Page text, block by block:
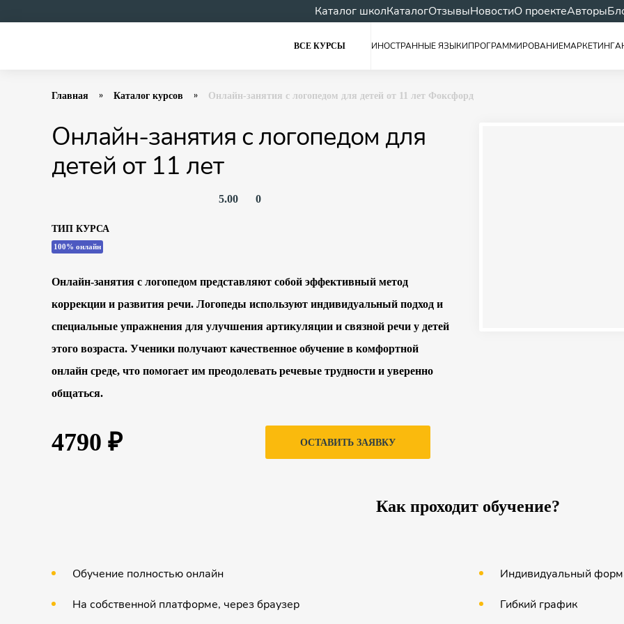
Каталог школКаталогОтзывыНовостиО проектеАвторы
ВСЕ КУРСЫ ИНОСТРАННЫЕ ЯЗЫКИПРОГРАММИРОВАНИЕМАРКЕТИНГ
Главная Каталог курсов Онлайн-занятия с логопедом для детей от 11 лет Фоксфорд
Онлайн-занятия с логопедом для
детей от 11 лет
5.00 0
ТИП КУРСА
100% онлайн
Онлайн-занятия с логопедом представляют собой эффективный метод
коррекции и развития речи. Логопеды используют индивидуальный подход и
специальные упражнения для улучшения артикуляции и связной речи у детей
этого возраста. Ученики получают качественное обучение в комфортной
онлайн среде, что помогает им преодолевать речевые трудности и уверенно
общаться.
4790 ₽ ОСТАВИТЬ ЗАЯВКУ
Как проходит обучение?
Обучение полностью онлайн
На собственной платформе, через браузер
Индивидуальный
Гибкий график